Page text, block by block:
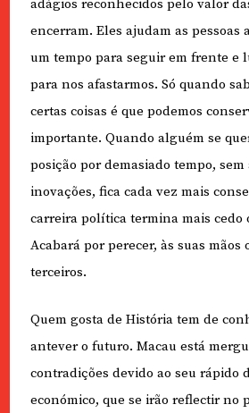
adágios reconhecidos pelo valor
encerram. Eles ajudam as pessoas
um tempo para seguir em frente e
para nos afastarmos. Só quando
certas coisas é que podemos
importante. Quando alguém se
posição por demasiado tempo,
inovações, fica cada vez mais
carreira política termina mais cedo
Acabará por perecer, às suas mãos
terceiros.
Quem gosta de História tem de
antever o futuro. Macau está
contradições devido ao seu rápido
económico, que se irão reflectir no